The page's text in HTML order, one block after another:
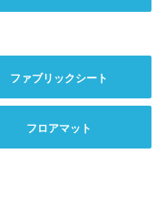
ファブリックシート
フロアマット